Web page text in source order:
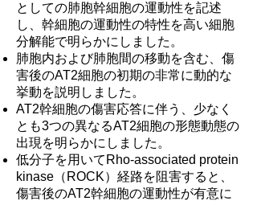
としての肺胞幹細胞の運動性を記述
し、幹細胞の運動性の特性を高い細胞
分解能で明らかにしました。
肺胞内および肺胞間の移動を含む、傷
害後のAT2細胞の初期の非常に動的な
挙動を説明しました。
AT2幹細胞の傷害応答に伴う、少なく
とも3つの異なるAT2細胞の形態動態の
出現を明らかにしました。
低分子を用いてRho-associated protein
kinase（ROCK）経路を阻害すると、
傷害後のAT2幹細胞の運動性が有意に